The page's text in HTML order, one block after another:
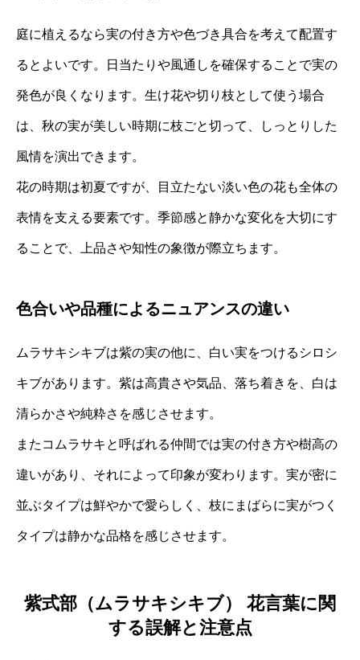
庭に植えるなら実の付き方や色づき具合を考えて配置す
るとよいです。日当たりや風通しを確保することで実の
発色が良くなります。生け花や切り枝として使う場合
は、秋の実が美しい時期に枝ごと切って、しっとりした
風情を演出できます。
花の時期は初夏ですが、目立たない淡い色の花も全体の
表情を支える要素です。季節感と静かな変化を大切にす
ることで、上品さや知性の象徴が際立ちます。
色合いや品種によるニュアンスの違い
ムラサキシキブは紫の実の他に、白い実をつけるシロシ
キブがあります。紫は高貴さや気品、落ち着きを、白は
清らかさや純粋さを感じさせます。
またコムラサキと呼ばれる仲間では実の付き方や樹高の
違いがあり、それによって印象が変わります。実が密に
並ぶタイプは鮮やかで愛らしく、枝にまばらに実がつく
タイプは静かな品格を感じさせます。
紫式部（ムラサキシキブ） 花言葉に関
する誤解と注意点